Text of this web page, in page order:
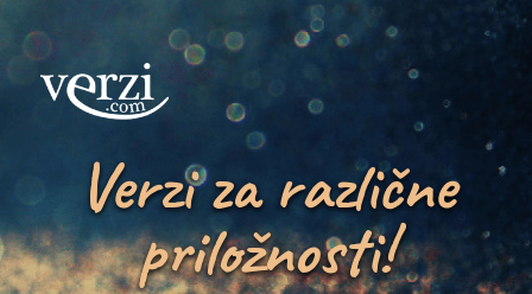
Verzi za različne
priložnosti!